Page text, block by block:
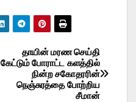
தாயின் மரண செய்தி
கேட்டும் போராட்ட களத்தில்
நின்ற சகோதரரின்
நெஞ்சுரத்தை போற்றிய
சீமான்